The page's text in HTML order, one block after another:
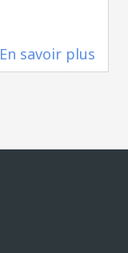
En savoir plus